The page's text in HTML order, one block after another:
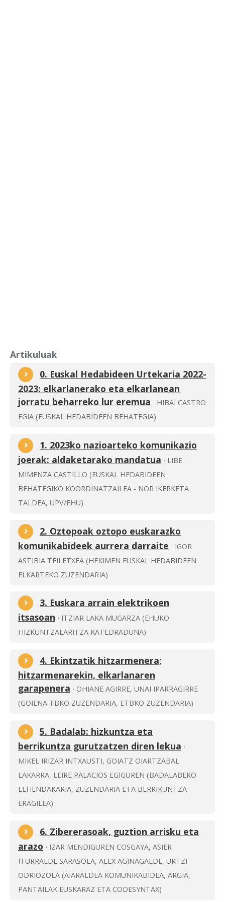
Artikuluak
0. Euskal Hedabideen Urtekaria 2022-
2023: elkarlanerako eta elkarlanean
jorratu beharreko lur eremua · HIBAI CASTRO
EGIA (EUSKAL HEDABIDEEN BEHATEGIA)
1. 2023ko nazioarteko komunikazio
joerak: aldaketarako mandatua · LIBE
MIMENZA CASTILLO (EUSKAL HEDABIDEEN
BEHATEGIKO KOORDINATZAILEA - NOR IKERKETA
TALDEA, UPV/EHU)
2. Oztopoak oztopo euskarazko
komunikabideek aurrera darraite · IGOR
ASTIBIA TEILETXEA (HEKIMEN EUSKAL HEDABIDEEN
ELKARTEKO ZUZENDARIA)
3. Euskara arrain elektrikoen
itsasoan · ITZIAR LAKA MUGARZA (EHUKO
HIZKUNTZALARITZA KATEDRADUNA)
4. Ekintzatik hitzarmenera;
hitzarmenarekin, elkarlanaren
garapenera · OHIANE AGIRRE, UNAI IPARRAGIRRE
(GOIENA TBKO ZUZENDARIA, ETBKO ZUZENDARIA)
5. Badalab: hizkuntza eta
berrikuntza gurutzatzen diren lekua ·
MIKEL IRIZAR INTXAUSTI, GOIATZ OIARTZABAL
LAKARRA, LEIRE PALACIOS EGIGUREN (BADALABEKO
LEHENDAKARIA, ZUZENDARIA ETA BERRIKUNTZA
ERAGILEA)
6. Zibererasoak, guztion arrisku eta
arazo · IZAR MENDIGUREN COSGAYA, ASIER
ITURRALDE SARASOLA, ALEX AGINAGALDE, URTZI
ODRIOZOLA (AIARALDEA KOMUNIKABIDEA, ARGIA,
PANTAILAK EUSKARAZ ETA CODESYNTAX)